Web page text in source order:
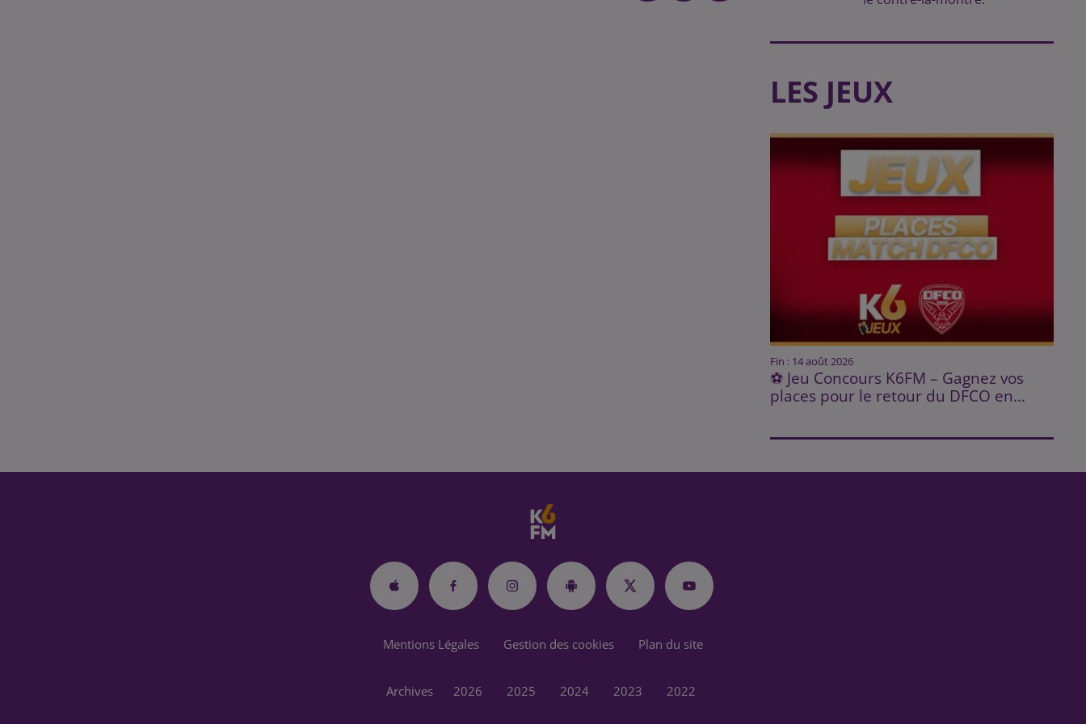
LES JEUX
Fin : 14 août 2026
⚽ Jeu Concours K6FM – Gagnez vos
places pour le retour du DFCO en...
Mentions Légales Gestion des cookies Plan du site
Archives 2026 2025 2024 2023 2022